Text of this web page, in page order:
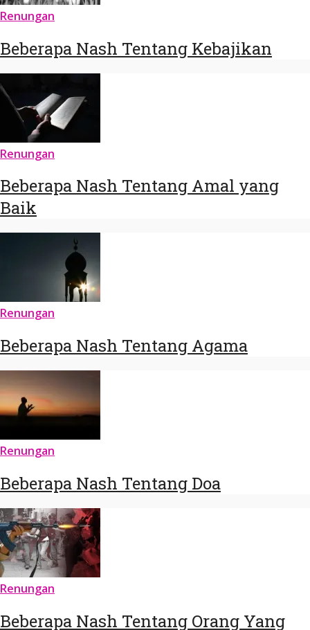
Renungan
Beberapa Nash Tentang Kebajikan
Renungan
Beberapa Nash Tentang Amal yang
Baik
Renungan
Beberapa Nash Tentang Agama
Renungan
Beberapa Nash Tentang Doa
Renungan
Beberapa Nash Tentang Orang Yang